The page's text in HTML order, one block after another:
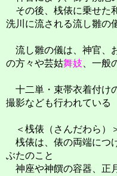
その後、桟俵に乗せた
洗川に流される流し雛の
流し雛の儀は、神官、
の方々や芸姑舞妓 、一般
十二単・束帯衣着付け
撮影なども行われている
＜桟俵（さんだわら）
桟俵は、俵の両端につ
ぶたのこと
神座や神饌の容器、正